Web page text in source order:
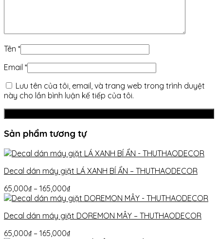
Tên *
Email *
Lưu tên của tôi, email, và trang web trong trình duyệt
này cho lần bình luận kế tiếp của tôi.
Sản phẩm tương tự
Decal dán máy giặt LÁ XANH BÍ ẨN – THUTHAODECOR
65,000₫ – 165,000₫
Decal dán máy giặt DOREMON MÂY – THUTHAODECOR
65,000₫ – 165,000₫